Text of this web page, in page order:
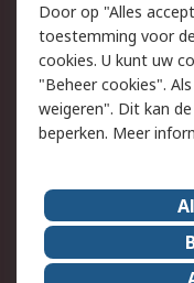
Cookiebeleid
Privacybeleid -
Bijgewerkt
Algemene
Over RS
RS Group
RS wereldwijd
Door op "Alles
toestemming voor
cookies. U kunt uw
"Beheer cookies".
weigeren". Dit kan
beperken. Meer